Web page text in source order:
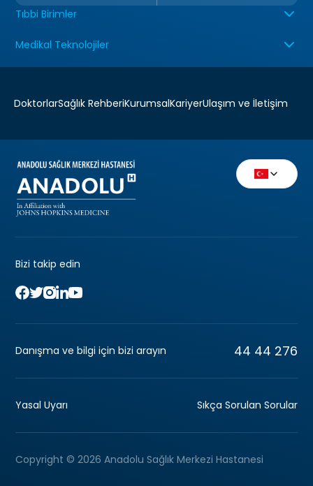
Tıbbi Birimler
Medikal Teknolojiler
DoktorlarSağlık RehberiKurumsalKariyerUlaşım ve İletişim
Bizi takip edin
Danışma ve bilgi için bizi arayın 44 44 276
Yasal Uyarı Sıkça Sorulan Sorular
Copyright © 2026 Anadolu Sağlık Merkezi Hastanesi